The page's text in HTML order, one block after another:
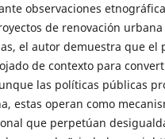
observaciones
de renovación urbana
el autor demuestra que el
de contexto para
las políticas públicas
estas operan como
que perpetúan